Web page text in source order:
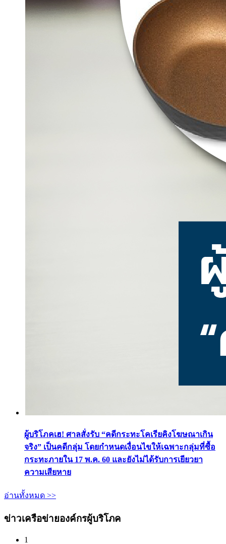
ผู้บริโภคเฮ! ศาลสั่งรับ “คดีกระทะโคเรียคิงโฆษณาเกิน
จริง” เป็นคดีกลุ่ม โดยกำหนดเงื่อนไขให้เฉพาะกลุ่มที่ซื้อ
กระทะภายใน 17 พ.ค. 60 และยังไม่ได้รับการเยียวยา
ความเสียหาย
อ่านทั้งหมด >>
ข่าวเครือข่ายองค์กรผู้บริโภค
1